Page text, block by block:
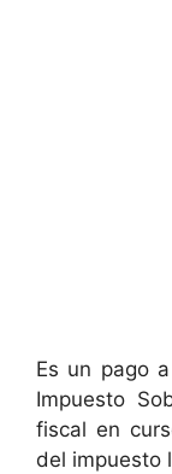
Es un pago
Impuesto
fiscal en
del impuesto